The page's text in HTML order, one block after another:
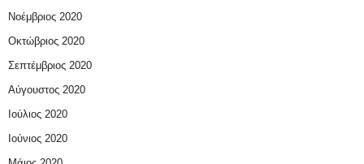
Νοέμβριος 2020
Οκτώβριος 2020
Σεπτέμβριος 2020
Αύγουστος 2020
Ιούλιος 2020
Ιούνιος 2020